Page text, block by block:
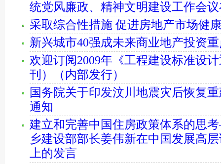
统党风廉政、精神文明建设工作会
采取综合性措施 促进房地产市场健
新兴城市40强成未来商业地产投资
欢迎订阅2009年《工程建设标准设
刊）（内部发行）
国务院关于印发汶川地震灾后恢复
通知
建立和完善中国住房政策体系的思
乡建设部部长姜伟新在中国发展高
上的发言